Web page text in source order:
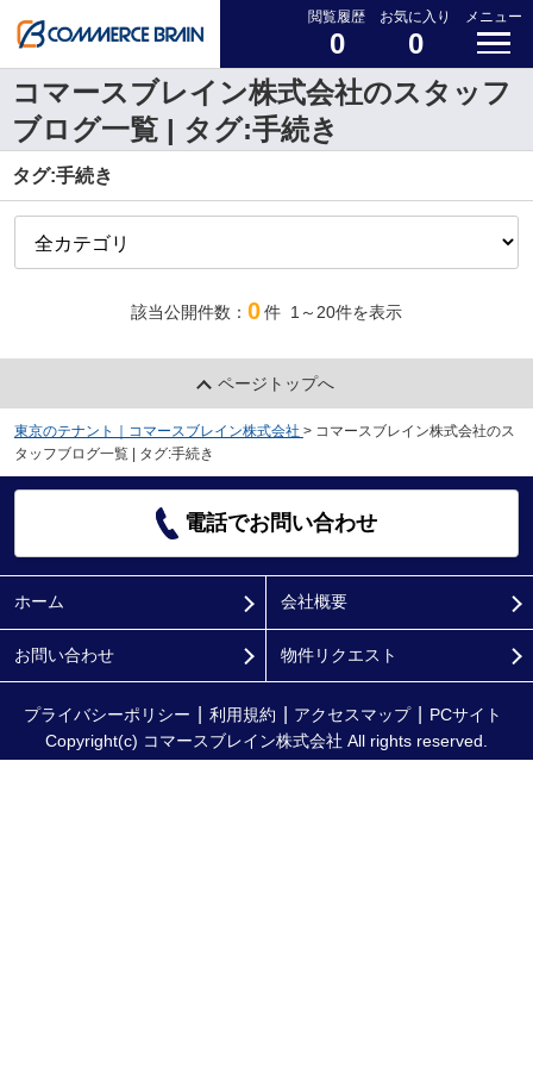
閲覧履歴
0
お気に入り
0
メニュー
コマースブレイン株式会社のスタッフ
ブログ一覧 | タグ:手続き
タグ:手続き
該当公開件数： 0件 1～20件を表示
ページトップへ
東京のテナント｜コマースブレイン株式会社 > コマースブレイン株式会社のス
タッフブログ一覧 | タグ:手続き
電話でお問い合わせ
ホーム 会社概要
お問い合わせ 物件リクエスト
プライバシーポリシー 利用規約 アクセスマップ
PCサイト
Copyright(c) コマースブレイン株式会社 All rights reserved.